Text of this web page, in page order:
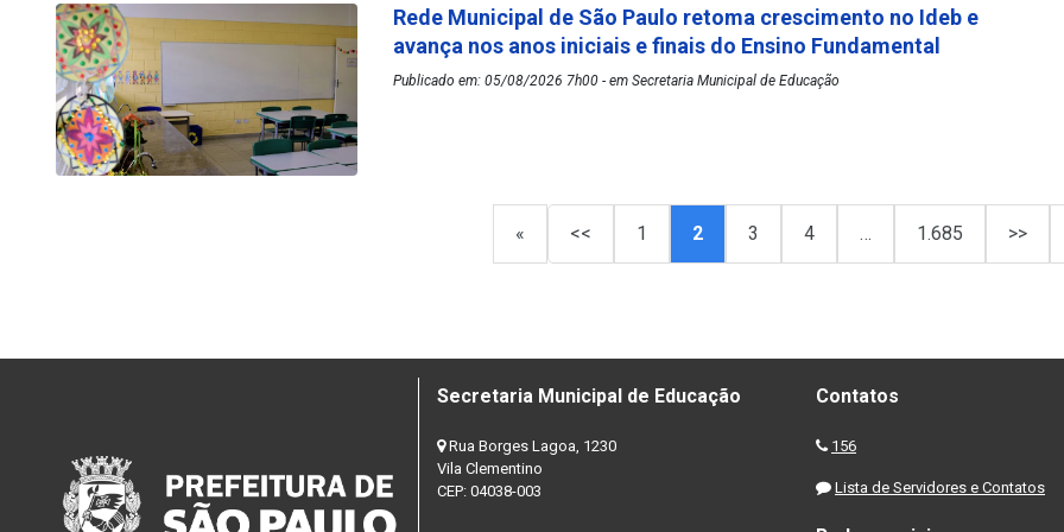
Rede Municipal de São Paulo retoma crescimento no Ideb e
avança nos anos iniciais e finais do Ensino Fundamental
Publicado em: 05/08/2026 7h00 - em Secretaria Municipal de Educação
« << 1 2 3 4 … 1.685 >>
Secretaria Municipal de Educação
Rua Borges Lagoa, 1230
Vila Clementino
CEP: 04038-003
Contatos
156
Lista de Servidores e Contatos